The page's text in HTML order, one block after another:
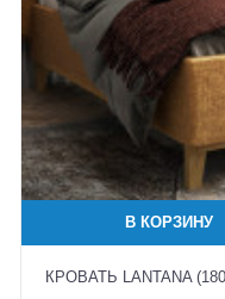
В КОРЗИНУ
КРОВАТЬ LANTANA